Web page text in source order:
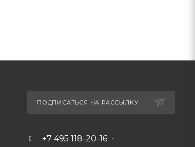
ПОДПИСАТЬСЯ НА РАССЫЛКУ
+7 495 118-20-16